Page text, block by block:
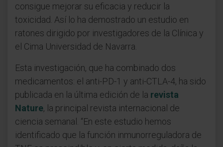
consigue mejorar su eficacia y reducir la
toxicidad. Así lo ha demostrado un estudio en
ratones dirigido por investigadores de la Clínica y
el Cima Universidad de Navarra.
Esta investigación, que ha combinado dos
medicamentos: el anti-PD-1 y anti-CTLA-4, ha sido
publicada en la última edición de la revista
Nature, la principal revista internacional de
ciencia semanal. “En este estudio hemos
identificado que la función inmunorreguladora de